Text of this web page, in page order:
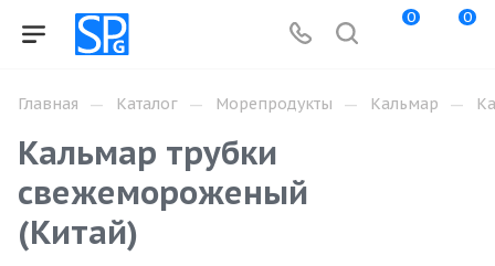
0 0
Главная — Каталог — Морепродукты — Кальмар —
Кальмар трубки
свежемороженый
(Китай)